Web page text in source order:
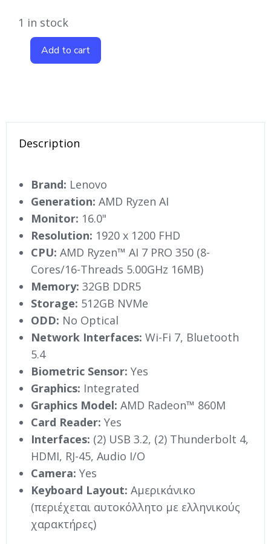
1 in stock
Add to cart
Description
Brand: Lenovo
Generation: AMD Ryzen AI
Monitor: 16.0"
Resolution: 1920 x 1200 FHD
CPU: AMD Ryzen™ AI 7 PRO 350 (8-
Cores/16-Threads 5.00GHz 16MB)
Memory: 32GB DDR5
Storage: 512GB NVMe
ODD: No Optical
Network Interfaces: Wi-Fi 7, Bluetooth
5.4
Biometric Sensor: Yes
Graphics: Integrated
Graphics Model: AMD Radeon™ 860M
Card Reader: Yes
Interfaces: (2) USB 3.2, (2) Thunderbolt 4,
HDMI, RJ-45, Audio I/O
Camera: Yes
Keyboard Layout: Αμερικάνικο
(περιέχεται αυτοκόλλητο με ελληνικούς
χαρακτήρες)